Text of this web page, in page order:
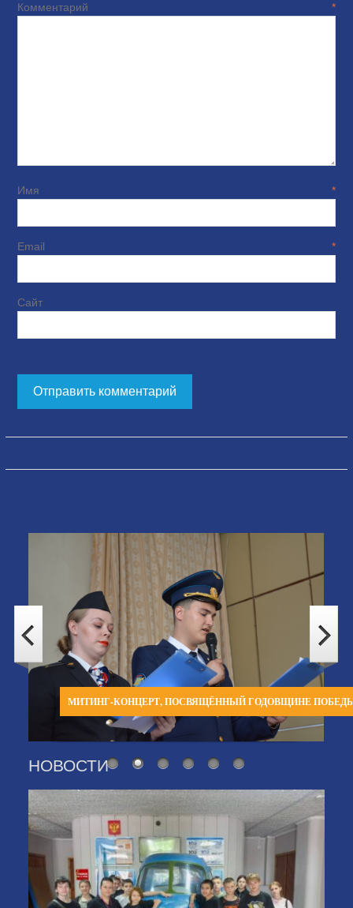
Комментарий*
Имя*
Email*
Сайт
МИТИНГ-КОНЦЕРТ, ПОСВЯЩЁННЫЙ ГОДОВЩИНЕ
НОВОСТИ